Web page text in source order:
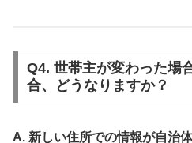
Q4. 世帯主が変わった場
合、どうなりますか？
A. 新しい住所での情報が自治